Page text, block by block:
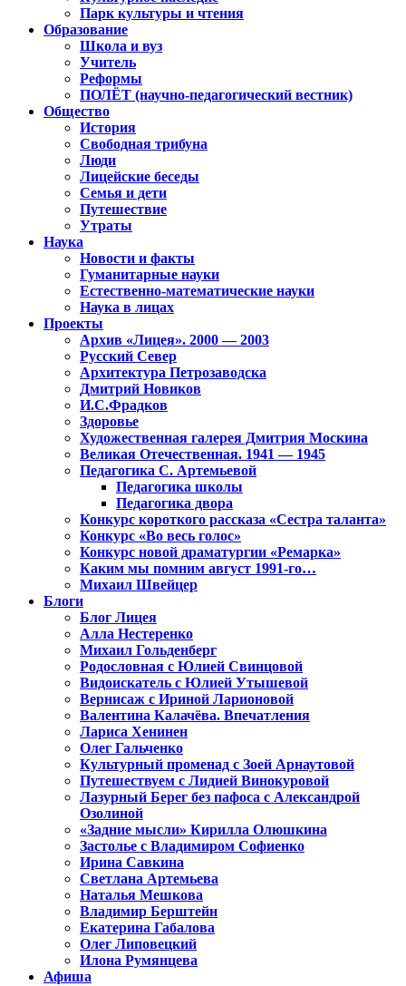
Парк культуры и чтения
Образование
Школа и вуз
Учитель
Реформы
ПОЛЁТ (научно-педагогический вестник)
Общество
История
Свободная трибуна
Люди
Лицейские беседы
Семья и дети
Путешествие
Утраты
Наука
Новости и факты
Гуманитарные науки
Естественно-математические науки
Наука в лицах
Проекты
Архив «Лицея». 2000 — 2003
Русский Север
Архитектура Петрозаводска
Дмитрий Новиков
И.С.Фрадков
Здоровье
Художественная галерея Дмитрия Москина
Великая Отечественная. 1941 — 1945
Педагогика С. Артемьевой
Педагогика школы
Педагогика двора
Конкурс короткого рассказа «Сестра таланта»
Конкурс «Во весь голос»
Конкурс новой драматургии «Ремарка»
Каким мы помним август 1991-го…
Михаил Швейцер
Блоги
Блог Лицея
Алла Нестеренко
Михаил Гольденберг
Родословная с Юлией Свинцовой
Видоискатель с Юлией Утышевой
Вернисаж с Ириной Ларионовой
Валентина Калачёва. Впечатления
Лариса Хенинен
Олег Гальченко
Культурный променад с Зоей Арнаутовой
Путешествуем с Лидией Винокуровой
Лазурный Берег без пафоса с Александрой
Озолиной
«Задние мысли» Кирилла Олюшкина
Застолье с Владимиром Софиенко
Ирина Савкина
Светлана Артемьева
Наталья Мешкова
Владимир Берштейн
Екатерина Габалова
Олег Липовецкий
Илона Румянцева
Афиша